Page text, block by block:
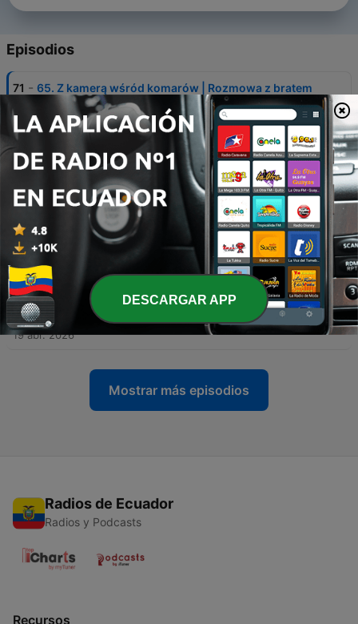
Episodios
71 - 65. Z kamerą wśród komarów | Rozmowa z bratem
o Finlandii
30 jul. 2026
70 - 64. Najpiękniejsza plaża Finlandii
27 jun. 2026
69 - 63. Gdzie na wycieczkę poza Helsinki?
30 mayo 2026
68 - 62. Helsinki: moje TOP miejsca które musisz
zobaczyć!
23 mayo 2026
67 - 61. Prezydenci Finlandii
19 abr. 2026
Mostrar más episodios
Radios de Ecuador
Radios y Podcasts
Recursos
DESCARGAR APP